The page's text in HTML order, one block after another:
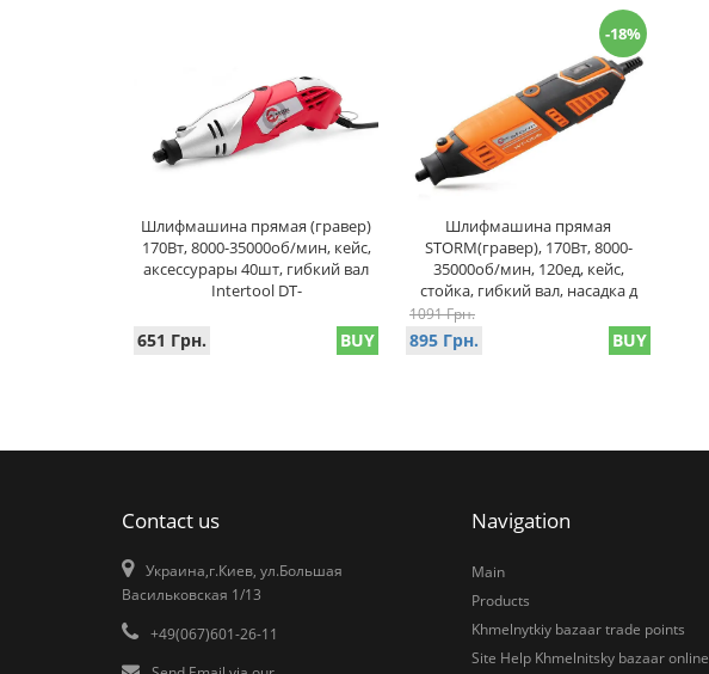
Шлифмашина прямая (гравер)
170Вт, 8000-35000об/мин, кейс,
аксессурары 40шт, гибкий вал
Intertool DT-
651 Грн. BUY
Шлифмашина прямая
STORM(гравер), 170Вт, 8000-
35000об/мин, 120ед, кейс,
стойка, гибкий вал, насадка д
1091 Грн.
895 Грн.
-18%
BUY
Contact us
Украина,г.Киев, ул.Большая
Васильковская 1/13
+49(067)601-26-11
Navigation
Main
Products
Khmelnytkiy bazaar trade points
Site Help Khmelnitsky bazaar online